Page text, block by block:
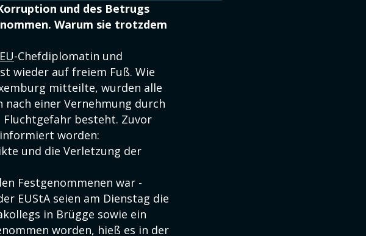
und des Betrugs
Warum sie trotzdem
EU-Chefdiplomatin und
wieder auf freiem Fuß. Wie
mitteilte, wurden alle
nach einer Vernehmung durch
Fluchtgefahr besteht. Zuvor
worden:
und die Verletzung der
Festgenommenen war -
EUStA seien am Dienstag die
in Brügge sowie ein
worden, hieß es in der